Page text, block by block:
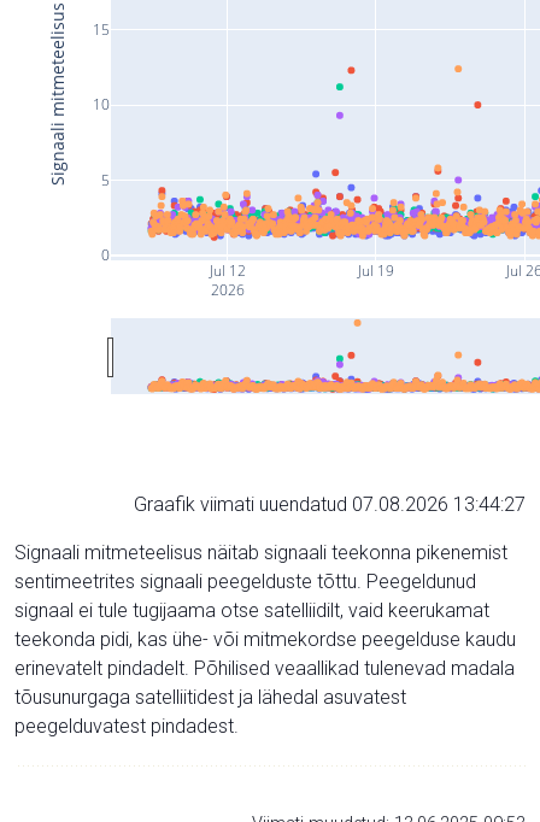
Jul 12
2026
Jul 19 Jul
0
5
10
15
Signaali mitmeteelisus (cm)
Graafik viimati uuendatud 07.08.2026 13:44:27
Signaali mitmeteelisus näitab signaali teekonna pikenemist
sentimeetrites signaali peegelduste tõttu. Peegeldunud
signaal ei tule tugijaama otse satelliidilt, vaid keerukamat
teekonda pidi, kas ühe- või mitmekordse peegelduse kaudu
erinevatelt pindadelt. Põhilised veaallikad tulenevad madala
tõusunurgaga satelliitidest ja lähedal asuvatest
peegelduvatest pindadest.